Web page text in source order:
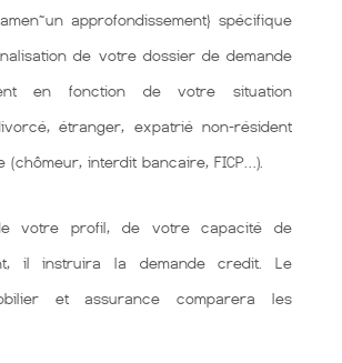
approfondissement} spécifique
de votre dossier de demande
en fonction de votre situation
étranger, expatrié non-résident
(chômeur, interdit bancaire, FICP…).
votre profil, de votre capacité de
il instruira la demande credit. Le
et assurance comparera les